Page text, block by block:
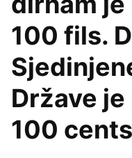
100 fils.
Države
100